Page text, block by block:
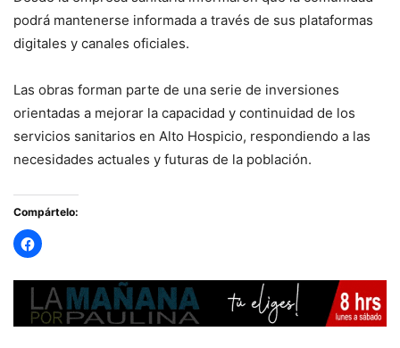
podrá mantenerse informada a través de sus plataformas
digitales y canales oficiales.
Las obras forman parte de una serie de inversiones
orientadas a mejorar la capacidad y continuidad de los
servicios sanitarios en Alto Hospicio, respondiendo a las
necesidades actuales y futuras de la población.
Compártelo: